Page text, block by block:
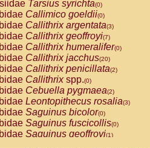
Tarsius syrichta(0)
Callimico goeldii(0)
Callithrix argentata(3)
Callithrix geoffroyi(7)
Callithrix humeralifer(0)
Callithrix jacchus(20)
Callithrix penicillata(2)
Callithrixspp.(0)
Cebuella pygmaea(2)
Leontopithecus rosalia(3)
Saguinus bicolor(0)
Saguinus fuscicollis(0)
Saguinus geoffroyi(1)